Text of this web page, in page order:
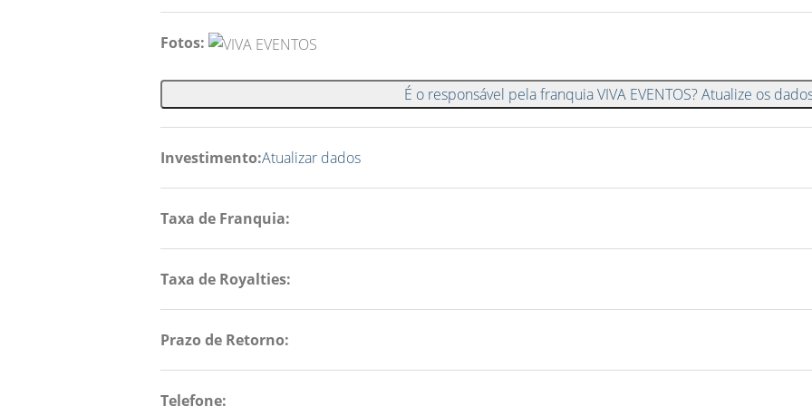
Fotos:
É o responsável pela franquia VIVA EVENTOS? Atualize os
Investimento:Atualizar dados
Taxa de Franquia:
Taxa de Royalties:
Prazo de Retorno:
Telefone: